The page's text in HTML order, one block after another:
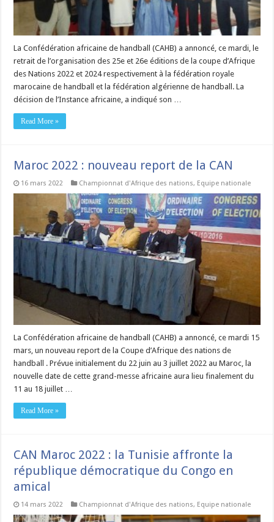
La Confédération africaine de handball (CAHB) a annoncé, ce mardi, le
retrait de l’organisation des 25e et 26e éditions de la coupe d’Afrique
des Nations 2022 et 2024 respectivement à la fédération royale
marocaine de handball et la fédération algérienne de handball. La
décision de l’Instance africaine, a indiqué son …
Read More »
Maroc 2022 : nouveau report de la CAN
16 mars 2022 Championnat d'Afrique des nations, Equipe nationale
La Confédération africaine de handball (CAHB) a annoncé, ce mardi 15
mars, un nouveau report de la Coupe d’Afrique des nations de
handball . Prévue initialement du 22 juin au 3 juillet 2022 au Maroc, la
nouvelle date de cette grand-messe africaine aura lieu finalement du
11 au 18 juillet …
Read More »
CAN Maroc 2022 : la Tunisie affronte la
république démocratique du Congo en
amical
14 mars 2022 Championnat d'Afrique des nations, Equipe nationale